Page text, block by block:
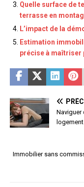
Quelle surface de
terrasse en
L’impact de la
Estimation
précise à
Naviguer
Immobilier sans